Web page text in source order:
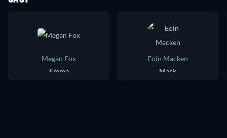
Megan Fox
Emma
Eoin Macken
Mark